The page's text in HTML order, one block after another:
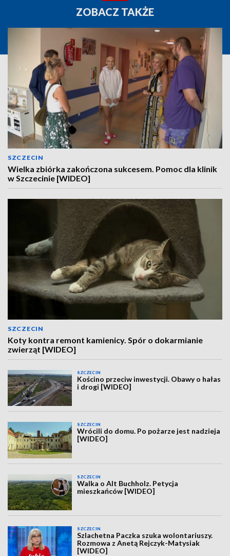
ZOBACZ TAKŻE
SZCZECIN
Wielka zbiórka zakończona sukcesem. Pomoc dla klinik
w Szczecinie [WIDEO]
SZCZECIN
Koty kontra remont kamienicy. Spór o dokarmianie
zwierząt [WIDEO]
SZCZECIN
Kościno przeciw inwestycji. Obawy o hałas
i drogi [WIDEO]
SZCZECIN
Wrócili do domu. Po pożarze jest nadzieja
[WIDEO]
SZCZECIN
Walka o Alt Buchholz. Petycja
mieszkańców [WIDEO]
SZCZECIN
Szlachetna Paczka szuka wolontariuszy.
Rozmowa z Anetą Rejczyk-Matysiak
[WIDEO]